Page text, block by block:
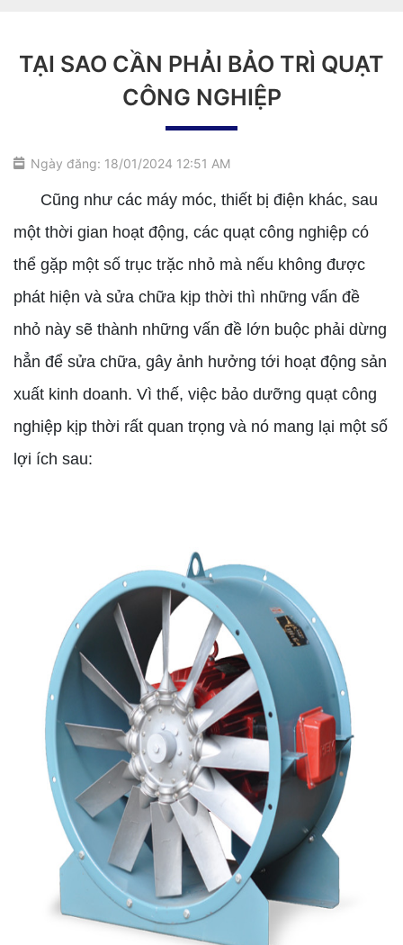
TẠI SAO CẦN PHẢI BẢO TRÌ QUẠT
CÔNG NGHIỆP
Ngày đăng: 18/01/2024 12:51 AM
Cũng như các máy móc, thiết bị điện khác, sau
một thời gian hoạt động, các quạt công nghiệp có
thể gặp một số trục trặc nhỏ mà nếu không được
phát hiện và sửa chữa kịp thời thì những vấn đề
nhỏ này sẽ thành những vấn đề lớn buộc phải dừng
hẳn để sửa chữa, gây ảnh hưởng tới hoạt động sản
xuất kinh doanh. Vì thế, việc bảo dưỡng quạt công
nghiệp kịp thời rất quan trọng và nó mang lại một số
lợi ích sau: